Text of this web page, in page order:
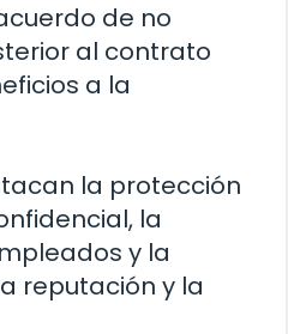
de no
al contrato
a la
la protección
la
y la
reputación y la